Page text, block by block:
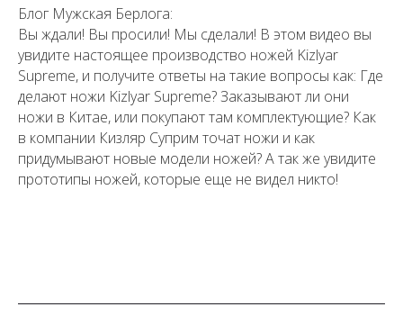
Блог Мужская Берлога:
Вы ждали! Вы просили! Мы сделали! В этом видео вы
увидите настоящее производство ножей Kizlyar
Supreme, и получите ответы на такие вопросы как: Где
делают ножи Kizlyar Supreme? Заказывают ли они
ножи в Китае, или покупают там комплектующие? Как
в компании Кизляр Суприм точат ножи и как
придумывают новые модели ножей? А так же увидите
прототипы ножей, которые еще не видел никто!